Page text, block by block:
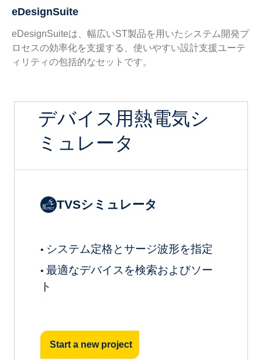
eDesignSuite
eDesignSuiteは、幅広いST製品を用いたシステム開発プ
ロセスの効率化を支援する、使いやすい設計支援ユーテ
ィリティの包括的なセットです。
デバイス用熱電気シ
ミュレータ
TVSシミュレータ
• システム定格とサージ波形を指定
• 最適なデバイスを検索およびソー
ト
Start a new project